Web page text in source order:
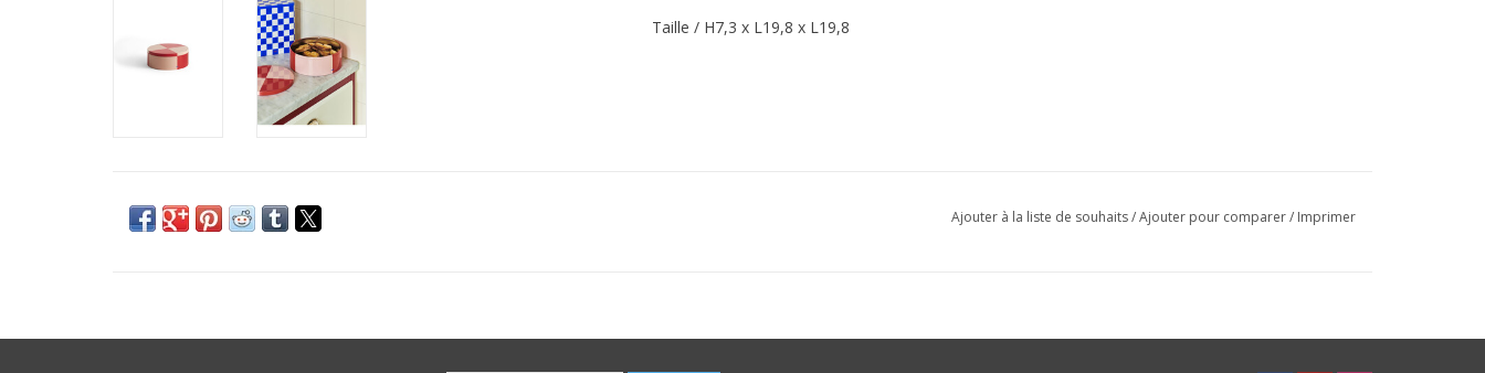
Taille / H7,3 x L19,8 x L19,8
Ajouter à la liste de souhaits/Ajouter pour comparer/ Imprimer